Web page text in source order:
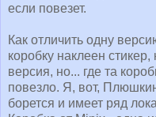
если повезет.
Как отличить одну
коробку наклеен
версия, но... где та
повезло. Я, вот,
борется и имеет ряд